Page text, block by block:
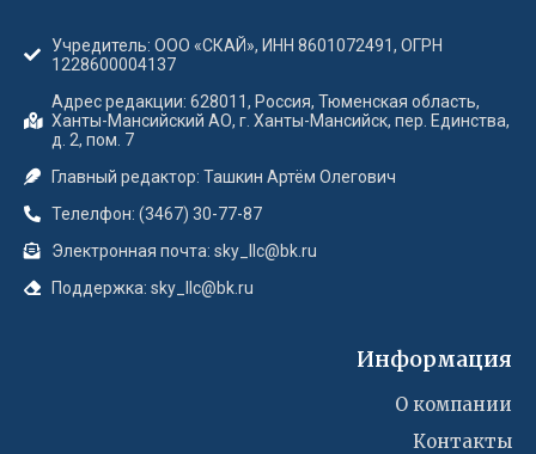
Учредитель: ООО «СКАЙ», ИНН 8601072491, ОГРН
1228600004137
Адрес редакции: 628011, Россия, Тюменская область,
Ханты-Мансийский АО, г. Ханты-Мансийск, пер. Единства,
д. 2, пом. 7
Главный редактор: Ташкин Артём Олегович
Телелфон: (3467) 30-77-87
Электронная почта: sky_llc@bk.ru
Поддержка: sky_llc@bk.ru
Информация
О компании
Контакты